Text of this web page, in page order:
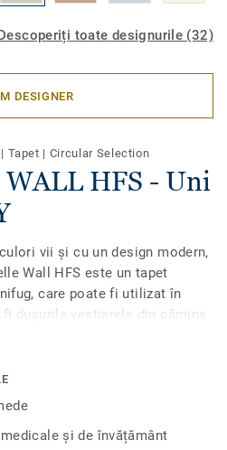
toate designurile (32)
DESIGNER
| Tapet | Circular Selection
HFS - Uni
vii și cu un design modern,
Wall HFS este un tapet
care poate fi utilizat în
dușurile vestiarele din cămine
tapet pentru baie, trebuie să
și pete. Face parte dintr-un
cu umiditate ridicată ce
și de învățământ